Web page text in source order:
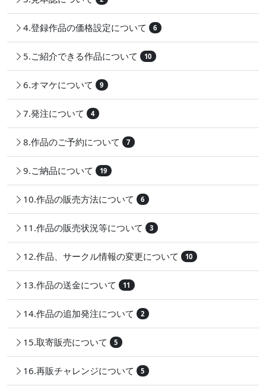
4.登録作品の価格設定について 6
5.ご紹介できる作品について 10
6.オマケについて 9
7.発注について 4
8.作品のご予約について 7
9.ご納品について 19
10.作品の販売方法について 6
11.作品の販売状況等について 3
12.作品、サークル情報の変更について 10
13.作品の送金について 11
14.作品の追加発注について 2
15.取寄販売について 5
16.再販チャレンジについて 5